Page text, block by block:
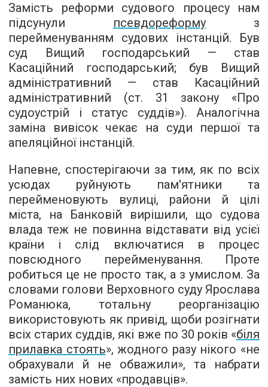
Замість реформи судового процесу нам
підсунули псевдореформу з
перейменуванням судових інстанцій. Був
суд Вищий господарський — став
Касаційний господарський; був Вищий
адміністративний — став Касаційний
адміністративний (ст. 31 закону «Про
судоустрій і статус суддів»). Аналогічна
заміна вивісок чекає на суди першої та
апеляційної інстанцій.
Напевне, спостерігаючи за тим, як по всіх
усюдах руйнують пам'ятники та
перейменовують вулиці, райони й цілі
міста, на Банковій вирішили, що судова
влада теж не повинна відставати від усієї
країни і слід включатися в процес
повсюдного перейменування. Проте
робиться це не просто так, а з умислом. За
словами голови Верховного суду Ярослава
Романюка, тотальну реорганізацію
використовують як привід, щоби розігнати
всіх старих суддів, які вже по 30 років «біля
прилавка стоять», жодного разу нікого «не
обрахували й не обважили», та набрати
замість них нових «продавців».